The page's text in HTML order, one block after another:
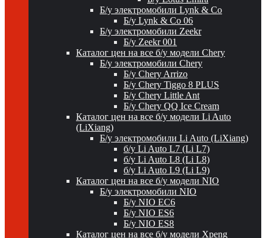
Б/у электромобили Lynk & Co
Б/у Lynk & Co 06
Б/у электромобили Zeekr
Б/у Zeekr 001
Каталог цен на все б/у модели Chery
Б/у электромобили Chery
Б/у Chery Arrizo
Б/у Chery Tiggo 8 PLUS
Б/у Chery Little Ant
Б/у Chery QQ Ice Cream
Каталог цен на все б/у модели Li Auto
(LiXiang)
Б/у электромобили Li Auto (LiXiang)
б/у Li Auto L7 (Li L7)
б/у Li Auto L8 (Li L8)
б/у Li Auto L9 (Li L9)
Каталог цен на все б/у модели NIO
Б/у электромобили NIO
Б/у NIO EC6
Б/у NIO ES6
Б/у NIO ES8
Каталог цен на все б/у модели Xpeng